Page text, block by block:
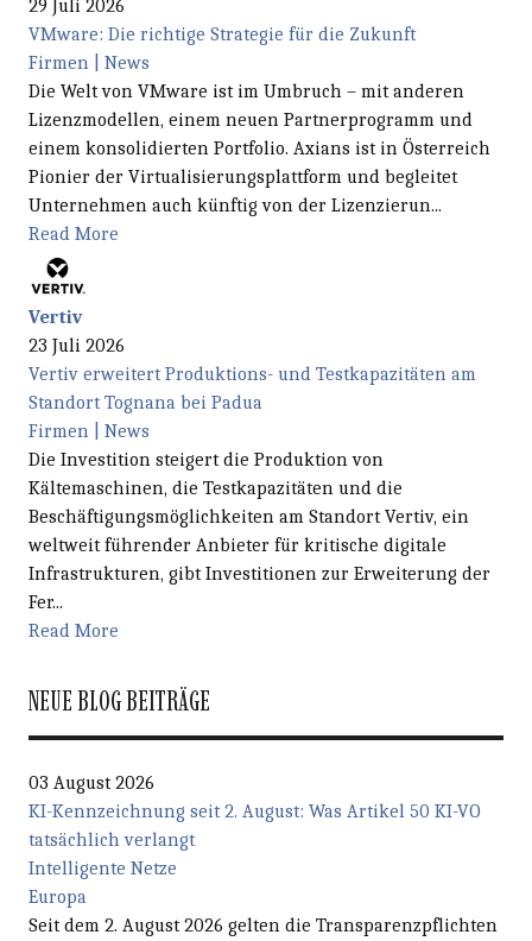
29 Juli 2026
VMware: Die richtige Strategie für die Zukunft
Firmen | News
Die Welt von VMware ist im Umbruch – mit anderen
Lizenzmodellen, einem neuen Partnerprogramm und
einem konsolidierten Portfolio. Axians ist in Österreich
Pionier der Virtualisierungsplattform und begleitet
Unternehmen auch künftig von der Lizenzierun...
Read More
Vertiv
23 Juli 2026
Vertiv erweitert Produktions- und Testkapazitäten am
Standort Tognana bei Padua
Firmen | News
Die Investition steigert die Produktion von
Kältemaschinen, die Testkapazitäten und die
Beschäftigungsmöglichkeiten am Standort Vertiv, ein
weltweit führender Anbieter für kritische digitale
Infrastrukturen, gibt Investitionen zur Erweiterung der
Fer...
Read More
NEUE BLOG BEITRÄGE
03 August 2026
KI-Kennzeichnung seit 2. August: Was Artikel 50 KI-VO
tatsächlich verlangt
Intelligente Netze
Europa
Seit dem 2. August 2026 gelten die Transparenzpflichten